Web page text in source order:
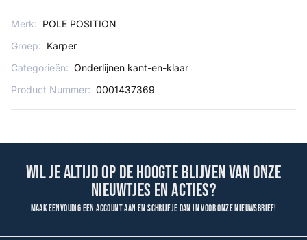
Merk: POLE POSITION
Groep: Karper
Categorieën: Onderlijnen kant-en-klaar
Product Nummer: 0001437369
Wil je altijd op de hoogte blijven van onze
nieuwtjes en acties?
Maak eenvoudig een account aan en schrijf je dan in voor onze nieuwsbrief!